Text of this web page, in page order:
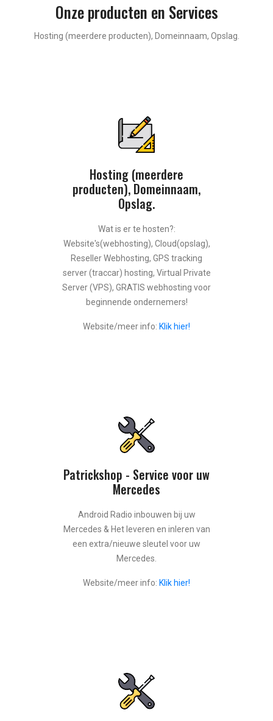
Onze producten en Services
Hosting (meerdere producten), Domeinnaam, Opslag.
Hosting (meerdere
producten), Domeinnaam,
Opslag.
Wat is er te hosten?:
Website's(webhosting), Cloud(opslag),
Reseller Webhosting, GPS tracking
server (traccar) hosting, Virtual Private
Server (VPS), GRATIS webhosting voor
beginnende ondernemers!
Website/meer info: Klik hier!
Patrickshop - Service voor uw
Mercedes
Android Radio inbouwen bij uw
Mercedes & Het leveren en inleren van
een extra/nieuwe sleutel voor uw
Mercedes.
Website/meer info: Klik hier!